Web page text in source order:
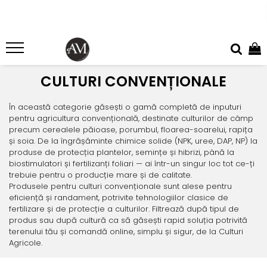
CULTURI CONVENȚIONALE
AFIN
Insecticide
Fertilizanți foliari
AGRIȘ
Fungicide
Insecticide
Fertilizanți foliari
ALUN
Erbicide
ANDIVE
CULTURI ECOLOGICE (BIO/ORGANICE)
AFIN
Fertilizanți foliari
Fertilizanți foliari
ARBUȘTI FRUCTIFERI
Fungicide
Insecticide
Acaricide
Fertilizanți foliari
ARDEI
Fungicide
Insecticide
ÎNGRĂȘĂMINTE CHIMICE
Îngrășăminte azotoase
Îngrășăminte complexe
Îngrășăminte cu eliberare lentă
Îngrășăminte ecologice
Îngrășăminte lichide
Îngrășăminte hidrosolubile
Îngrășământ chimic starter
Amelioratori de sol
Floarea soarelui
Lucernă
Orz
Porumb
Rapiță
Semințe alte culturi: amestec
furajer, iarbă de coasă, pășune,
trifoi, gazon, muștar, borceag,
iarbă de sudan
Soia
Sorg
PRODUSE PENTRU PROTECȚIA PLANTELOR
Acaricide
Adjuvanți
Biostimulatori
Dezinfectant sol
Fungicide
Erbicide
Fertilizanți foliari
Insecticide
Pachete tehnologice
Regulatori de creștere
Tratament semințe
CULTURI CONVENȚIONALE
În această categorie găsești o gamă completă de inputuri
pentru agricultura convențională, destinate culturilor de câmp
precum cerealele păioase, porumbul, floarea-soarelui, rapița
și soia. De la îngrășăminte chimice solide (NPK, uree, DAP, NP) la
produse de protecția plantelor, semințe și hibrizi, până la
biostimulatori și fertilizanți foliari — ai într-un singur loc tot ce-ți
trebuie pentru o producție mare și de calitate.
Produsele pentru culturi convenționale sunt alese pentru
eficiență și randament, potrivite tehnologiilor clasice de
fertilizare și de protecție a culturilor. Filtrează după tipul de
produs sau după cultură ca să găsești rapid soluția potrivită
terenului tău și comandă online, simplu și sigur, de la Culturi
Agricole.